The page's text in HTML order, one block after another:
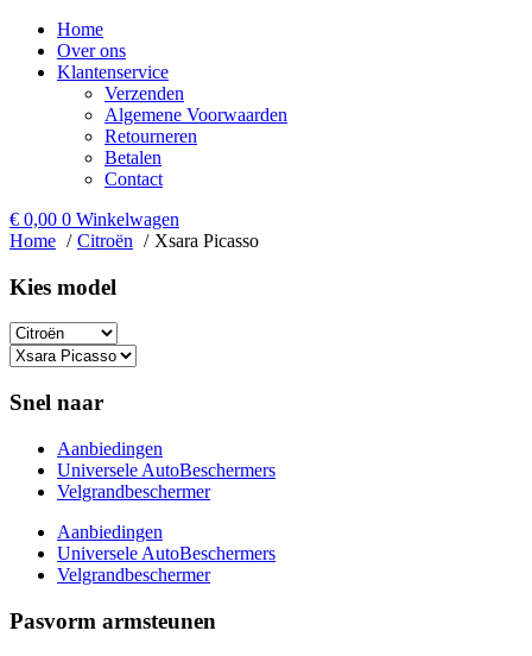
Home
Over ons
Klantenservice
Verzenden
Algemene Voorwaarden
Retourneren
Betalen
Contact
€ 0,00 0 Winkelwagen
Home
Citroën Xsara Picasso
Kies model​
Snel naar
Aanbiedingen
Universele AutoBeschermers
Velgrandbeschermer
Aanbiedingen
Universele AutoBeschermers
Velgrandbeschermer
Pasvorm armsteunen